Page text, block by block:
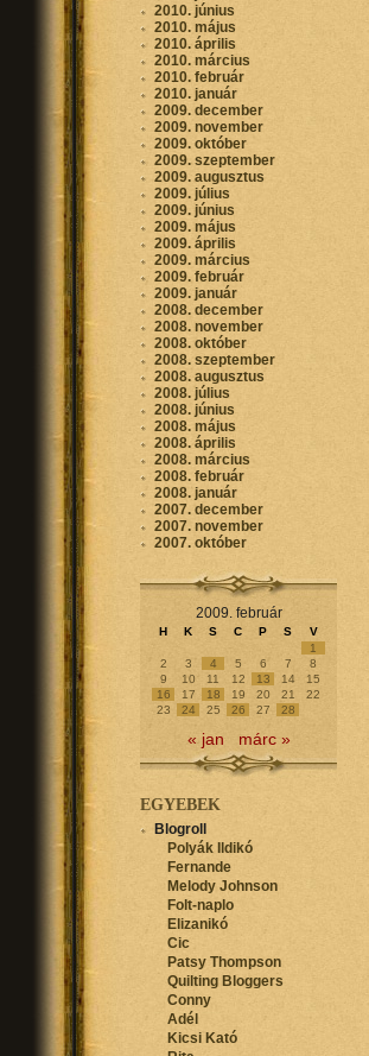
2010. június
2010. május
2010. április
2010. március
2010. február
2010. január
2009. december
2009. november
2009. október
2009. szeptember
2009. augusztus
2009. július
2009. június
2009. május
2009. április
2009. március
2009. február
2009. január
2008. december
2008. november
2008. október
2008. szeptember
2008. augusztus
2008. július
2008. június
2008. május
2008. április
2008. március
2008. február
2008. január
2007. december
2007. november
2007. október
2009. február
H K S C P S
V
1
2
3 4 5 6 7
8
9
10 11 12 13 14
15
16
17 18 19 20 21
22
23
24 25 26 27 28
« jan márc »
EGYEBEK
Blogroll
Polyák Ildikó
Fernande
Melody Johnson
Folt-naplo
Elizanikó
Cic
Patsy Thompson
Quilting Bloggers
Conny
Adél
Kicsi Kató